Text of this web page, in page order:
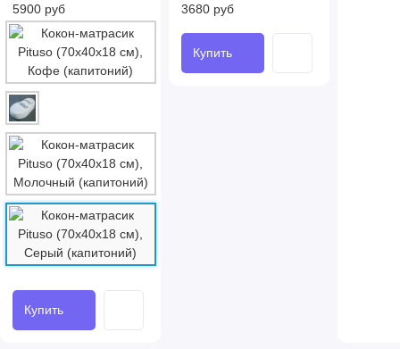
5900 руб
Купить
3680 руб
Купить